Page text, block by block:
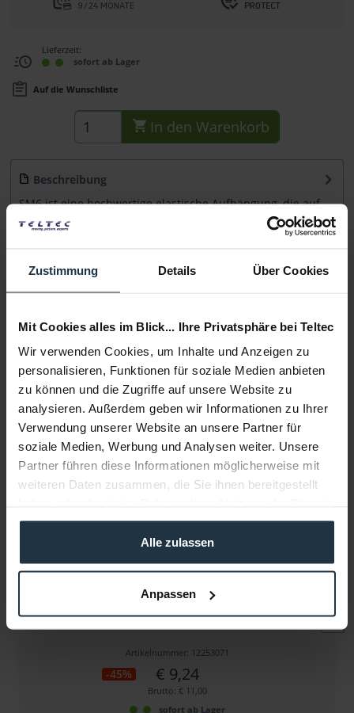
Zustimmung Details Über Cookies
Mit Cookies alles im Blick... Ihre Privatsphäre bei Teltec
Wir verwenden Cookies, um Inhalte und Anzeigen zu
personalisieren, Funktionen für soziale Medien anbieten
zu können und die Zugriffe auf unsere Website zu
analysieren. Außerdem geben wir Informationen zu Ihrer
Verwendung unserer Website an unsere Partner für
soziale Medien, Werbung und Analysen weiter. Unsere
Partner führen diese Informationen möglicherweise mit
weiteren Daten zusammen, die Sie ihnen bereitgestellt
gesammelt haben.
Alle zulassen
Anpassen
Lieferzeit:
sofort ab Lager
Auf die Wunschliste
In den Warenkorb
Beschreibung
SM6 ist eine hochwertige elastische Aufhängung, die auf
viele Großmembranmikrofone von Rode...
mehr
Infos zu Hersteller & Produktsicherheit
Folgende Infos zum Hersteller sind verfübar......
Weitere Artikel von Rode ansehen
Kabelklemmen für Tonangeln (5er-Pack)
Artikelnummer: 12253071
-45% € 9,24
Brutto: € 11,00
sofort ab Lager